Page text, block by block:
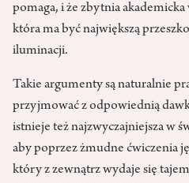
pomaga, i że zbytnia
która ma być największą
iluminacji.
Takie argumenty są naturalnie
przyjmować z odpowiednią
istnieje też najzwyczajniejsza w
aby poprzez żmudne ćwiczenia
który z zewnątrz wydaje się